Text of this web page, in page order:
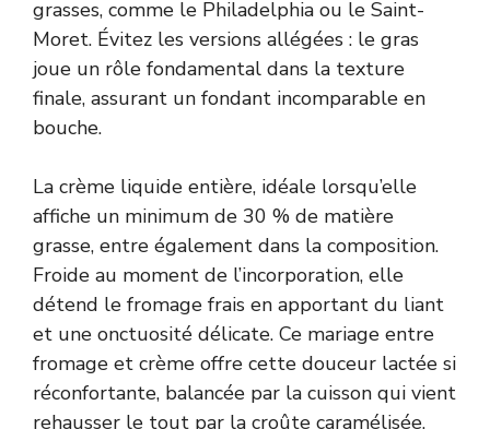
grasses, comme le Philadelphia ou le Saint-
Moret. Évitez les versions allégées : le gras
joue un rôle fondamental dans la texture
finale, assurant un fondant incomparable en
bouche.
La crème liquide entière, idéale lorsqu’elle
affiche un minimum de 30 % de matière
grasse, entre également dans la composition.
Froide au moment de l’incorporation, elle
détend le fromage frais en apportant du liant
et une onctuosité délicate. Ce mariage entre
fromage et crème offre cette douceur lactée si
réconfortante, balancée par la cuisson qui vient
rehausser le tout par la croûte caramélisée.